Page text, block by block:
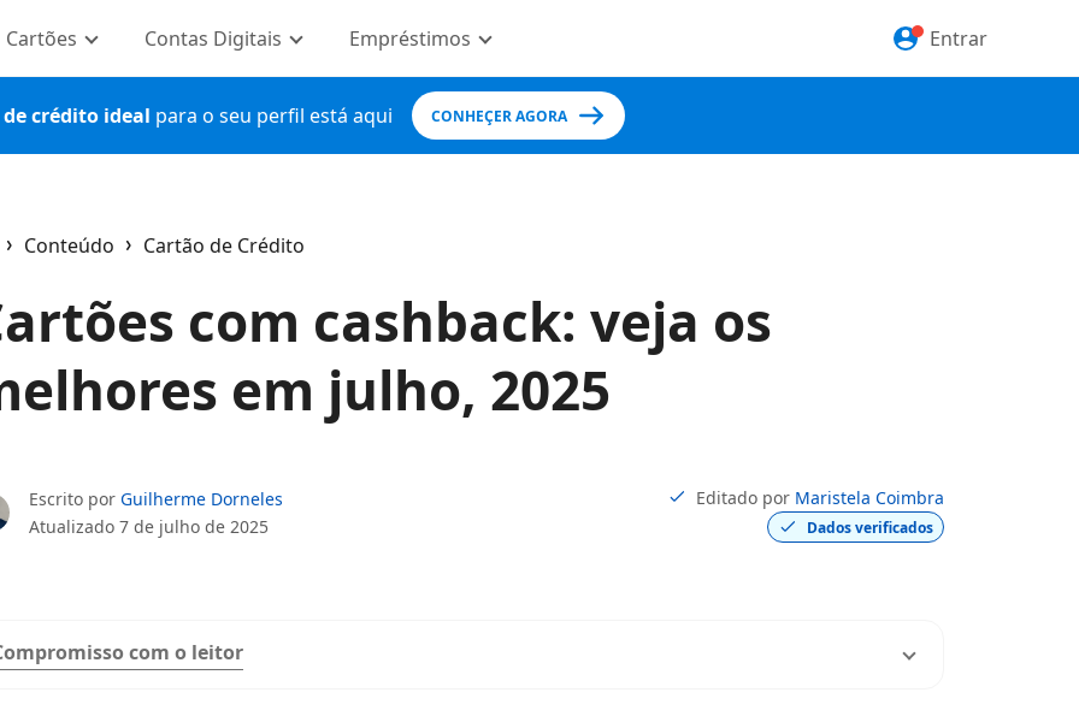
Cartões Contas Digitais Empréstimos Entrar
crédito ideal para o seu perfil está aqui CONHEÇER AGORA
Conteúdo Cartão de Crédito
com cashback: veja os
em julho, 2025
Escrito por Guilherme Dorneles
Atualizado 7 de julho de 2025
Editado por Maristela Coimbra
Dados verificados
com o leitor